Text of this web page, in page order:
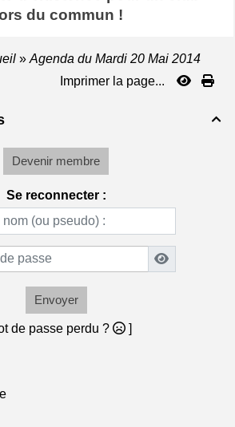
du commun !
» Agenda du Mardi 20 Mai 2014
Imprimer la page...

Devenir membre
Se reconnecter :
Envoyer
de passe perdu ? ]